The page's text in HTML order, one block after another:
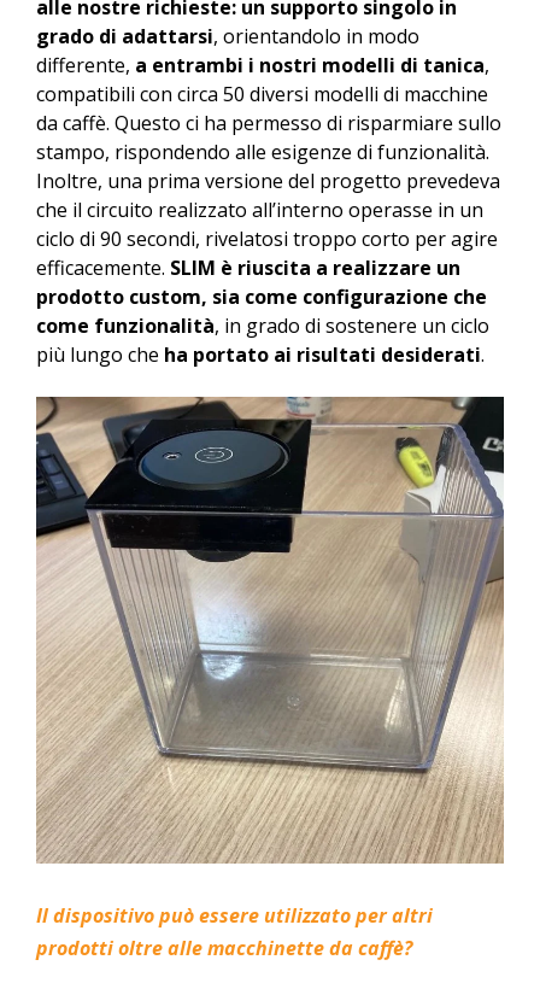
alle nostre richieste: un supporto singolo in
grado di adattarsi, orientandolo in modo
differente, a entrambi i nostri modelli di tanica,
compatibili con circa 50 diversi modelli di macchine
da caffè. Questo ci ha permesso di risparmiare sullo
stampo, rispondendo alle esigenze di funzionalità.
Inoltre, una prima versione del progetto prevedeva
che il circuito realizzato all’interno operasse in un
ciclo di 90 secondi, rivelatosi troppo corto per agire
efficacemente. SLIM è riuscita a realizzare un
prodotto custom, sia come configurazione che
come funzionalità, in grado di sostenere un ciclo
più lungo che ha portato ai risultati desiderati.
Il dispositivo può essere utilizzato per altri
prodotti oltre alle macchinette da caffè?